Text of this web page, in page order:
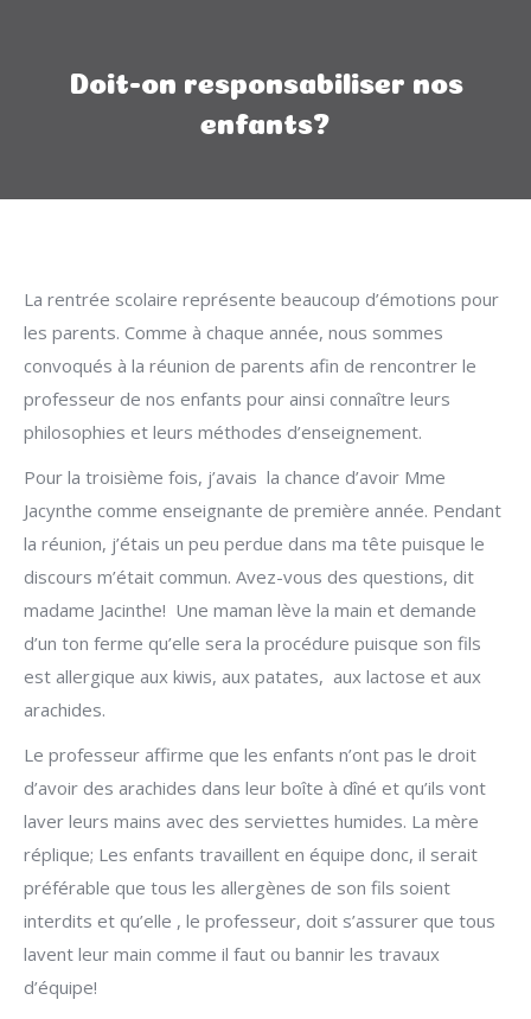
Doit-on responsabiliser nos
enfants?
La rentrée scolaire représente beaucoup d’émotions pour
les parents. Comme à chaque année, nous sommes
convoqués à la réunion de parents afin de rencontrer le
professeur de nos enfants pour ainsi connaître leurs
philosophies et leurs méthodes d’enseignement.
Pour la troisième fois, j’avais la chance d’avoir Mme
Jacynthe comme enseignante de première année. Pendant
la réunion, j’étais un peu perdue dans ma tête puisque le
discours m’était commun. Avez-vous des questions, dit
madame Jacinthe! Une maman lève la main et demande
d’un ton ferme qu’elle sera la procédure puisque son fils
est allergique aux kiwis, aux patates, aux lactose et aux
arachides.
Le professeur affirme que les enfants n’ont pas le droit
d’avoir des arachides dans leur boîte à dîné et qu’ils vont
laver leurs mains avec des serviettes humides. La mère
réplique; Les enfants travaillent en équipe donc, il serait
préférable que tous les allergènes de son fils soient
interdits et qu’elle , le professeur, doit s’assurer que tous
lavent leur main comme il faut ou bannir les travaux
d’équipe!